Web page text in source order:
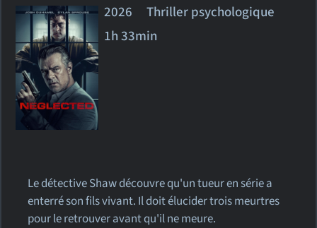
2026 Thriller psychologique
1h 33min
Le détective Shaw découvre qu'un tueur en série a
enterré son fils vivant. Il doit élucider trois meurtres
pour le retrouver avant qu'il ne meure.